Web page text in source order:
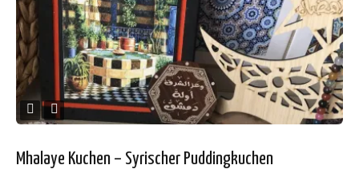
Mhalaye Kuchen – Syrischer Puddingkuchen